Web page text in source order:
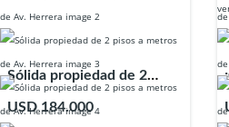
Sólida propiedad de 2
pisos a metros de Av.
Herrera
USD 184.000